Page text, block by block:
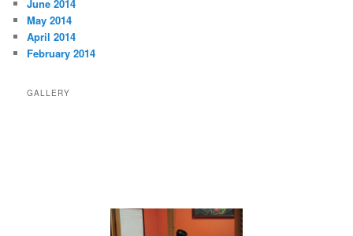
June 2014
May 2014
April 2014
February 2014
GALLERY